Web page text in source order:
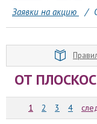
Заявки на акцию
/
ОТ
1 2 3 4